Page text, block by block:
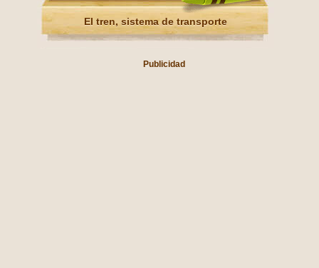
El tren, sistema de transporte
Publicidad